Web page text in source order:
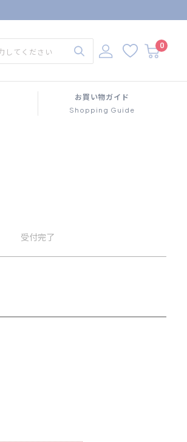
0
お買い物ガイド
Shopping Guide
受付完了